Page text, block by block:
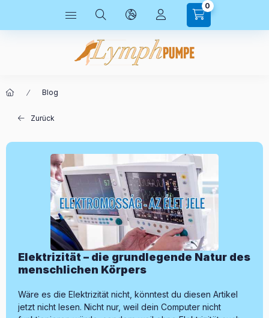
0
Blog
Zurück
Elektrizität – die grundlegende Natur des
menschlichen Körpers
Wäre es die Elektrizität nicht, könntest du diesen Artikel
jetzt nicht lesen. Nicht nur, weil dein Computer nicht